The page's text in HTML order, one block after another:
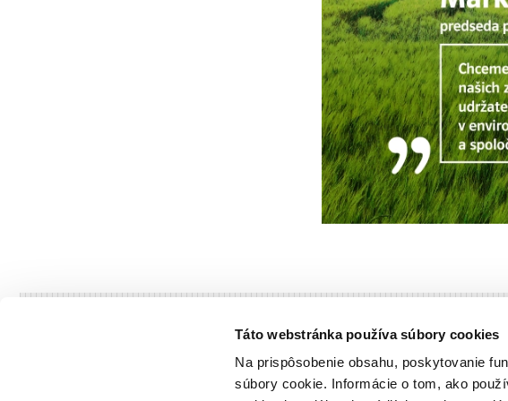
Táto webstránka používa súbory cookies
Na prispôsobenie obsahu, poskytovanie
súbory cookie. Informácie o tom, ako
Udržateľnosť